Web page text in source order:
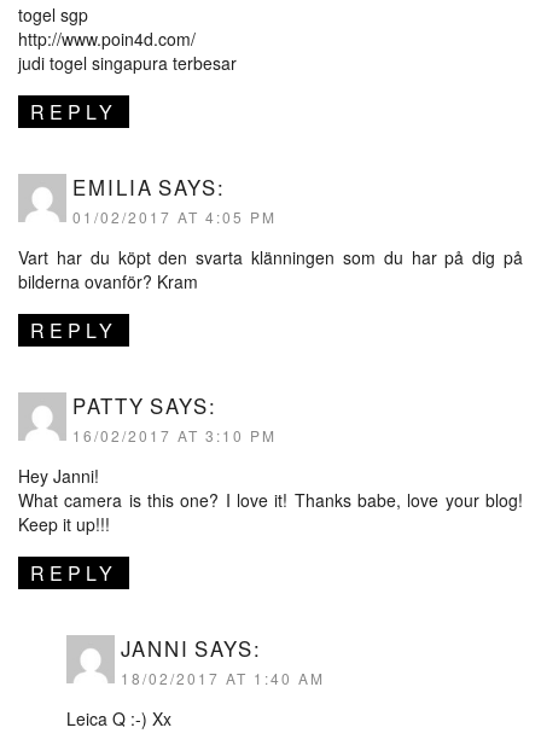
togel sgp
http://www.poin4d.com/
judi togel singapura terbesar
REPLY
EMILIA SAYS:
01/02/2017 AT 4:05 PM
Vart har du köpt den svarta klänningen som du har på dig på
bilderna ovanför? Kram
REPLY
PATTY SAYS:
16/02/2017 AT 3:10 PM
Hey Janni!
What camera is this one? I love it! Thanks babe, love your blog!
Keep it up!!!
REPLY
JANNI SAYS:
18/02/2017 AT 1:40 AM
Leica Q :-) Xx